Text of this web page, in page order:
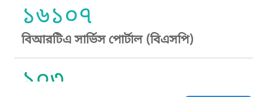
১৬১০৭
বিআরটিএ সার্ভিস পোর্টাল (বিএসপি)
১০৩